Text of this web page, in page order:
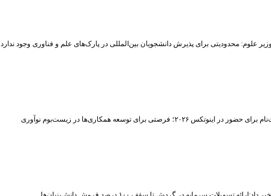
علوم: محدودیتی برای پذیرش دانشجویان بین‌المللی در پارک‌های علم و فناوری وجود ندارد
در اینوتکس ۲۰۲۶؛ فرصتی برای توسعه همکاری‌ها در زیست‌بوم نوآوری